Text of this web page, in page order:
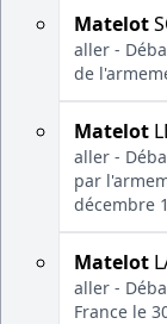
Matelot
aller -
de
Matelot
aller -
par
décembre
Matelot
aller -
France le